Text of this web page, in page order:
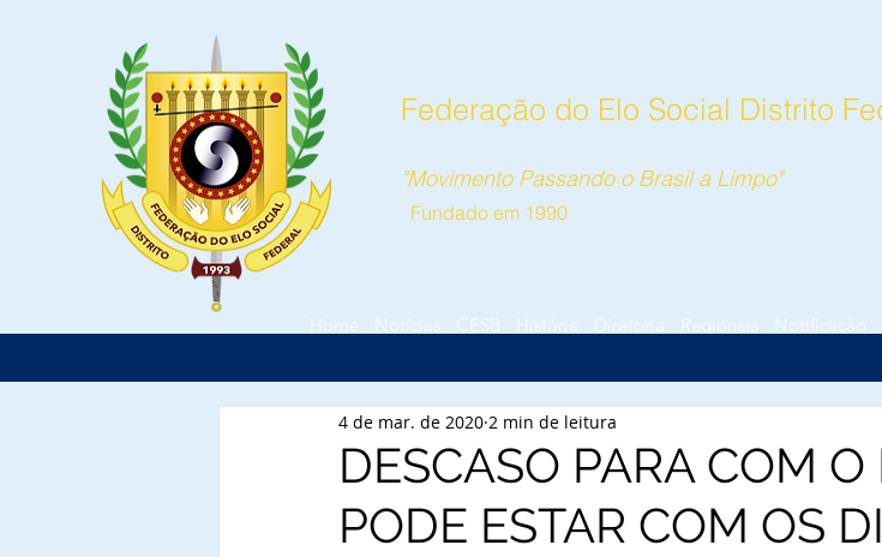
"Movimento Passando o Brasil a Limpo"
Fundado em 1990
Home Notícias CESB História Diretoria Regionais Notificação
Federação do Elo Social Distrito
DESCASO PARA COM
PODE ESTAR COM OS
4 de mar. de 2020 2 min de leitura